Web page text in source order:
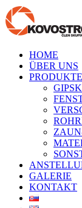
Skip
to
content
HOME
ÜBER UNS
PRODUKTE
GALERIE
KONTAKT